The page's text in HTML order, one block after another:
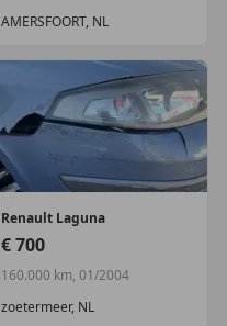
AMERSFOORT, NL
Renault Laguna
€ 700
160.000 km, 01/2004
zoetermeer, NL